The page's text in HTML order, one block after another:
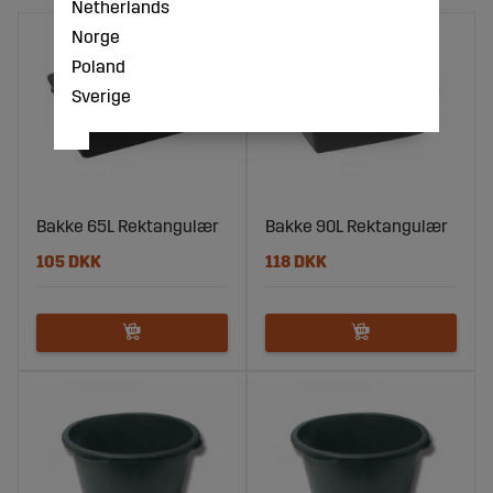
Bakke 65L Rektangulær
105 DKK
Bakke 90L Rektangulær
118 DKK
Netherlands
Norge
Poland
Sverige